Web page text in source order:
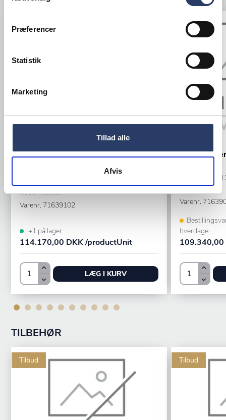
Præferencer
Statistik
Marketing
Tillad alle
Afvis
Grøntskærer RG400I
5000 måltider
Varenr. 71639102
+1 på lager
114.170,00 DKK /productUnit
LÆG I KURV
RG400I 900
3000 måltider
Varenr.
hverdage
109.340,00
TILBEHØR
Tilbud Tilbud